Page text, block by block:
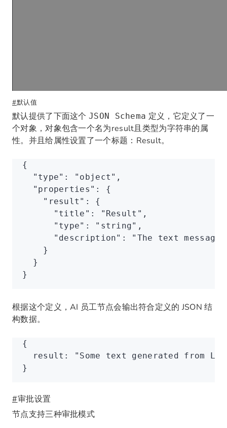
#默认值
默认提供了下面这个 JSON Schema 定义，它定义了一
个对象，对象包含一个名为result且类型为字符串的属
性。并且给属性设置了一个标题：Result。
{
  "type"
: "object" ,
  "properties"
:
{
    "result"
:
{
      "title"
: "Result" ,
      "type"
: "string" ,
      "description"
:
"The text
    }
  }
}
根据这个定义，AI 员工节点会输出符合定义的 JSON 结
构数据。
{
  result
:
"Some text generated from
}
#审批设置
节点支持三种审批模式